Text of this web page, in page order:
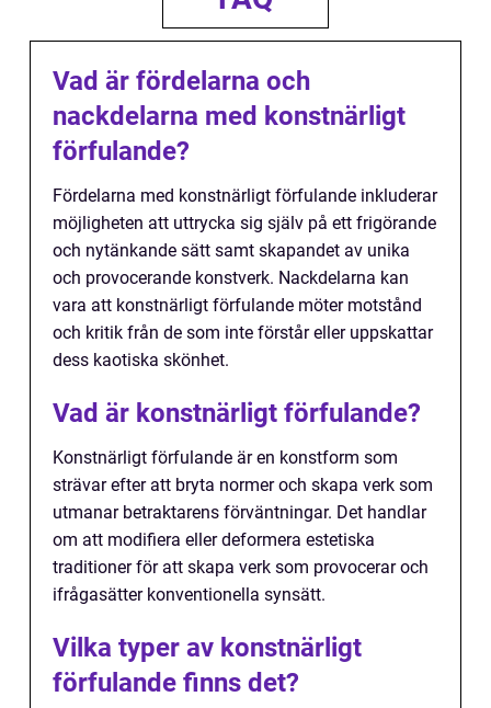
Vad är fördelarna och
nackdelarna med konstnärligt
förfulande?
Fördelarna med konstnärligt förfulande inkluderar
möjligheten att uttrycka sig själv på ett frigörande
och nytänkande sätt samt skapandet av unika
och provocerande konstverk. Nackdelarna kan
vara att konstnärligt förfulande möter motstånd
och kritik från de som inte förstår eller uppskattar
dess kaotiska skönhet.
Vad är konstnärligt förfulande?
Konstnärligt förfulande är en konstform som
strävar efter att bryta normer och skapa verk som
utmanar betraktarens förväntningar. Det handlar
om att modifiera eller deformera estetiska
traditioner för att skapa verk som provocerar och
ifrågasätter konventionella synsätt.
Vilka typer av konstnärligt
förfulande finns det?